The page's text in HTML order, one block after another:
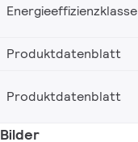
Energieeffizienzklasse
Produktdatenblatt
Produktdatenblatt
Bilder